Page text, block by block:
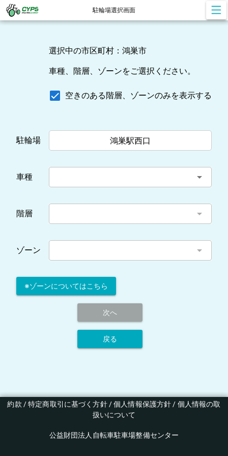
駐輪場選択画面
選択中の市区町村：鴻巣市
車種、階層、ゾーンをご選択ください。
空きのある階層、ゾーンのみを表示する
駐輪場 鴻巣駅西口
車種 arrow_drop_down
階層 arrow_drop_down
ゾーン arrow_drop_down
※ゾーンについてはこちら
次へ
戻る
約款 / 特定商取引に基づく方針 / 個人情報保護方針 / 個人情報の取
扱いについて
公益財団法人自転車駐車場整備センター